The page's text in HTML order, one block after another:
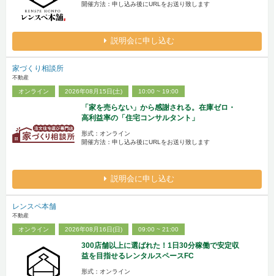
開催方法：申し込み後にURLをお送り致します
説明会に申し込む
家づくり相談所
不動産
オンライン 2026年08月15日(土) 10:00 ~ 19:00
「家を売らない」から感謝される。在庫ゼロ・
高利益率の「住宅コンサルタント」
形式：オンライン
開催方法：申し込み後にURLをお送り致します
説明会に申し込む
レンスペ本舗
不動産
オンライン 2026年08月16日(日) 09:00 ~ 21:00
300店舗以上に選ばれた！1日30分稼働で安定収
益を目指せるレンタルスペースFC
形式：オンライン